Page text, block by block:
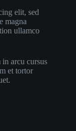
elit, sed
magna
ullamco
in arcu cursus
et tortor